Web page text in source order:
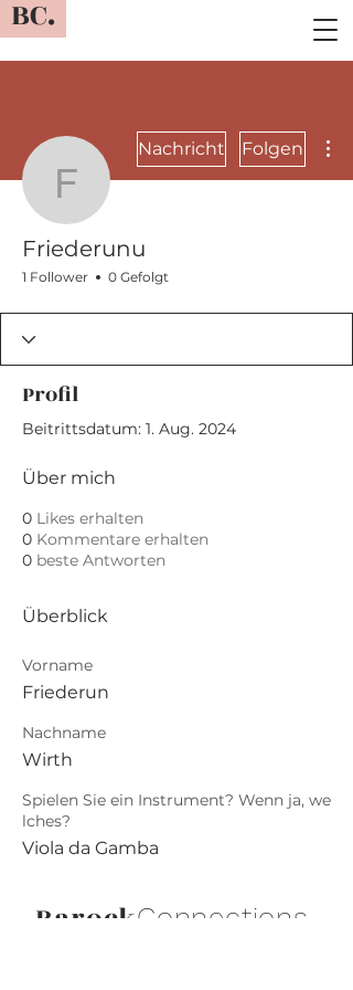
BC.
Friederunu
Nachricht Folgen
Friederunu
1 Follower 0 Gefolgt
Profil
Beitrittsdatum: 1. Aug. 2024
Über mich
0 Likes erhalten
0 Kommentare erhalten
0 beste Antworten
Überblick
Vorname
Friederun
Nachname
Wirth
Spielen Sie ein Instrument? Wenn ja, we
lches?
Viola da Gamba
BarockConnections